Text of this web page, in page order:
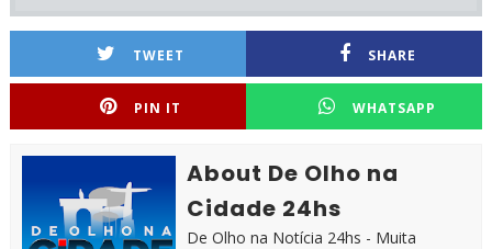
TWEET SHARE
PIN IT WHATSAPP
About De Olho na
Cidade 24hs
De Olho na Notícia 24hs - Muita